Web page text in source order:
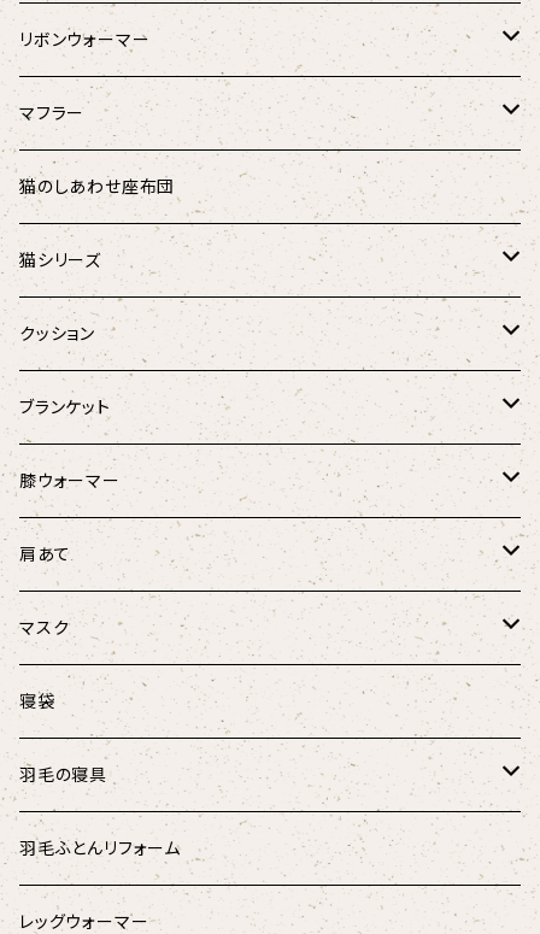
リボンウォーマー
リバーシブル
シャギーアニマル
アニマル
麻と羽毛のリボンウォーマー
Fabric by BEST OF MORRIS
フローラル・ボタニカル
春風リボンウォーマー
にゃんこ柄
マリンストライプ
キッズ
パラリンアート
スウェード
マフラー
ダウンマフラー
オーガニックコットンダウンマフラー
猫のしあわせ座布団
猫シリーズ
猫のしあわせ座布団
猫のしあわせ座布団(クールタイプ)
羽毛のラウンドベッド
けりぐるみ
にゃんこ柄リボンウォーマー
キャットテント
クッション
猫としあわせクッション
ブランケット
キャンディーケット
膝ウォーマー
ほっこり膝ウォーマー3D
肩あて
ボア肩あて
オーガニックコットン肩あて
マスク
涼しげマスク（大人用）
涼しげマスク（キッズ･ジュニア用）
マスク用ひも
寝袋
羽毛の寝具
羽根のベッドパッド
羽根枕
羽毛ふとんリフォーム
レッグウォーマー